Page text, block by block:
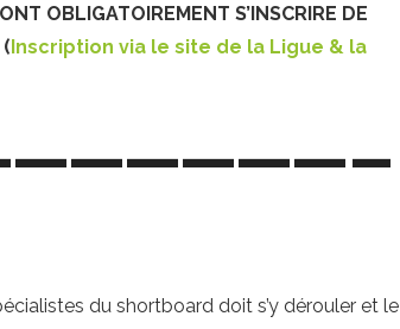
S’INSCRIRE DE
Inscription via le site de la Ligue & la
du shortboard doit s’y dérouler et le